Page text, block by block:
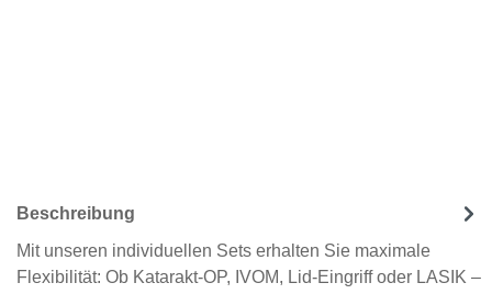
Beschreibung
Mit unseren individuellen Sets erhalten Sie maximale
Flexibilität: Ob Katarakt‑OP, IVOM, Lid‑Eingriff oder LASIK –